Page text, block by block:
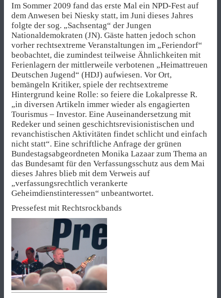
Im Sommer 2009 fand das erste Mal ein NPD-Fest auf
dem Anwesen bei Niesky statt, im Juni dieses Jahres
folgte der sog. „Sachsentag“ der Jungen
Nationaldemokraten (JN). Gäste hatten jedoch schon
vorher rechtsextreme Veranstaltungen im „Feriendorf“
beobachtet, die zumindest teilweise Ähnlichkeiten mit
Ferienlagern der mittlerweile verbotenen „Heimattreuen
Deutschen Jugend“ (HDJ) aufwiesen. Vor Ort,
bemängeln Kritiker, spiele der rechtsextreme
Hintergrund keine Rolle: so feiere die Lokalpresse R.
„in diversen Artikeln immer wieder als engagierten
Tourismus – Investor. Eine Auseinandersetzung mit
Redeker und seinen geschichtsrevisionistischen und
revanchistischen Aktivitäten findet schlicht und einfach
nicht statt“. Eine schriftliche Anfrage der grünen
Bundestagsabgeordneten Monika Lazaar zum Thema an
das Bundesamt für den Verfassungsschutz aus dem Mai
dieses Jahres blieb mit dem Verweis auf
„verfassungsrechtlich verankerte
Geheimdienstinteressen“ unbeantwortet.
Pressefest mit Rechtsrockbands